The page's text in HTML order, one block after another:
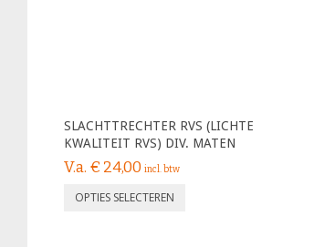
SLACHTTRECHTER RVS (LICHTE
KWALITEIT RVS) DIV. MATEN
V.a. € 24,00 incl. btw
OPTIES SELECTEREN